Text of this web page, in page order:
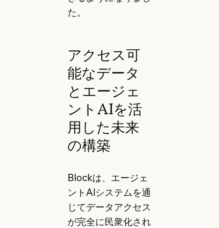
た。
アクセス可
能なデータ
とエージェ
ントAIを活
用した未来
の構築
Blockは、エージェ
ントAIシステムを通
じてデータアクセス
が完全に民衆化され